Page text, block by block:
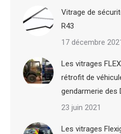
Vitrage de
R43
17 décembre
Les vitrages
rétrofit de
gendarmerie des
23 juin 2021
Les vitrages